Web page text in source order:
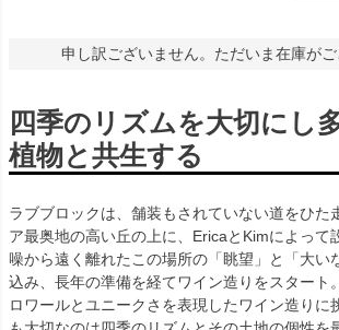
申し訳ございません。ただいま在庫がご
四季のリズムを大切にし
植物と共生する
ラブブロックは、舗装もされていない道をひた
ア最奥地の高い丘の上に、EricaとKimによって
噪から遠く離れたこの場所の「眺望」と「大い
込み、長年の準備を経てワイン造りをスタート
ロワールとユニークさを表現したワイン造りに